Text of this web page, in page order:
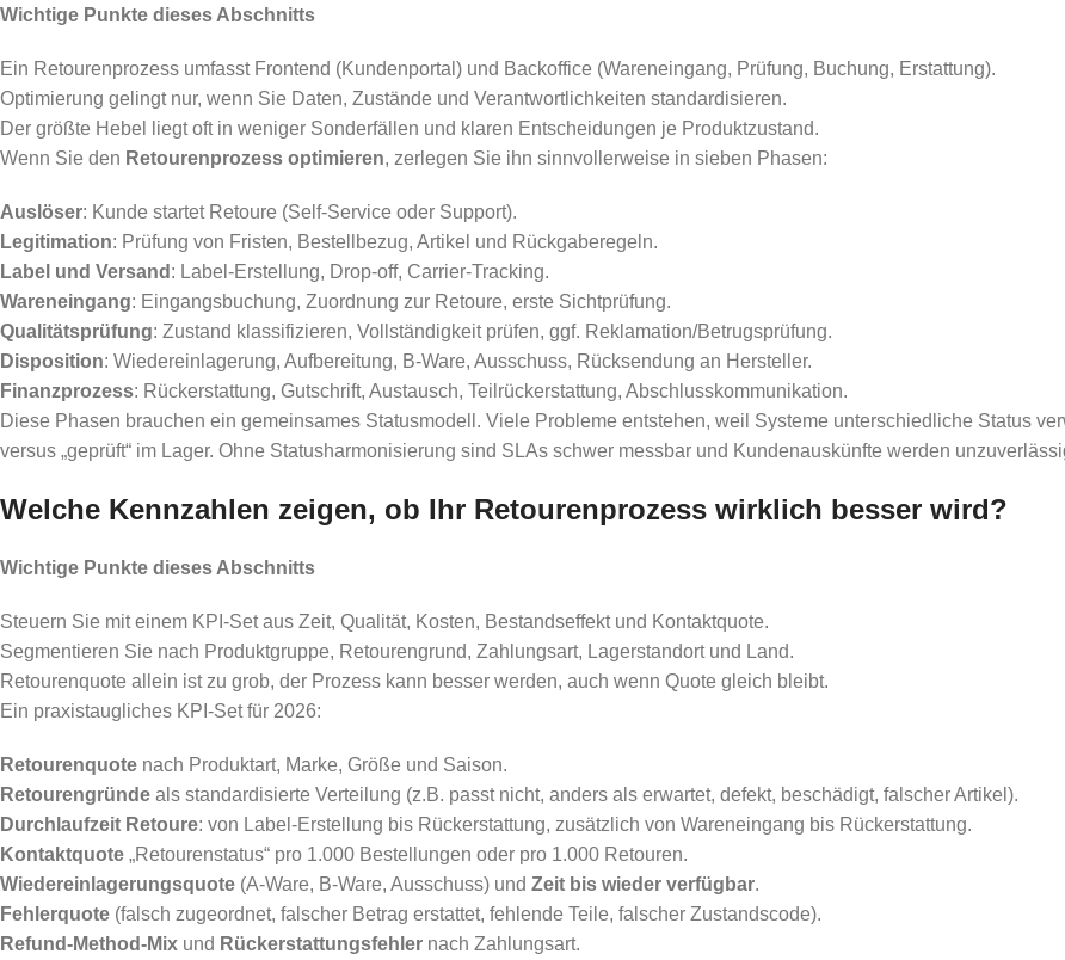
Wichtige Punkte dieses Abschnitts
Ein Retourenprozess umfasst Frontend (Kundenportal) und Backoffice (Wareneingang, Prüfung, Buchung, Erstattung).
Optimierung gelingt nur, wenn Sie Daten, Zustände und Verantwortlichkeiten standardisieren.
Der größte Hebel liegt oft in weniger Sonderfällen und klaren Entscheidungen je Produktzustand.
Wenn Sie den Retourenprozess optimieren, zerlegen Sie ihn sinnvollerweise in sieben Phasen:
Auslöser: Kunde startet Retoure (Self-Service oder Support).
Legitimation: Prüfung von Fristen, Bestellbezug, Artikel und Rückgaberegeln.
Label und Versand : Label-Erstellung, Drop-off, Carrier-Tracking.
Wareneingang: Eingangsbuchung, Zuordnung zur Retoure, erste Sichtprüfung.
Qualitätsprüfung: Zustand klassifizieren, Vollständigkeit prüfen, ggf. Reklamation/Betrugsprüfung.
Disposition: Wiedereinlagerung, Aufbereitung, B-Ware, Ausschuss, Rücksendung an Hersteller.
Finanzprozess: Rückerstattung, Gutschrift, Austausch, Teilrückerstattung, Abschlusskommunikation.
Diese Phasen brauchen ein gemeinsames Statusmodell. Viele Probleme entstehen, weil Systeme unterschiedliche Status
versus „geprüft“ im Lager. Ohne Statusharmonisierung sind SLAs schwer messbar und Kundenauskünfte werden
Welche Kennzahlen zeigen, ob Ihr Retourenprozess wirklich besser wird?
Wichtige Punkte dieses Abschnitts
Steuern Sie mit einem KPI-Set aus Zeit, Qualität, Kosten, Bestandseffekt und Kontaktquote.
Segmentieren Sie nach Produktgruppe, Retourengrund, Zahlungsart, Lagerstandort und Land.
Retourenquote allein ist zu grob, der Prozess kann besser werden, auch wenn Quote gleich bleibt.
Ein praxistaugliches KPI-Set für 2026:
Retourenquote nach Produktart, Marke, Größe und Saison.
Retourengründe als standardisierte Verteilung (z.B. passt nicht, anders als erwartet, defekt, beschädigt, falscher Artikel).
Durchlaufzeit Retoure: von Label-Erstellung bis Rückerstattung, zusätzlich von Wareneingang bis Rückerstattung.
Kontaktquote „Retourenstatus“ pro 1.000 Bestellungen oder pro 1.000 Retouren.
Wiedereinlagerungsquote (A-Ware, B-Ware, Ausschuss) und Zeit bis wieder verfügbar.
Fehlerquote (falsch zugeordnet, falscher Betrag erstattet, fehlende Teile, falscher Zustandscode).
Refund-Method-Mix und Rückerstattungsfehler nach Zahlungsart.